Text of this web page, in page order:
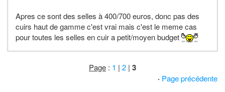
Apres ce sont des selles à 400/700 euros, donc pas des
cuirs haut de gamme c'est vrai mais c'est le meme cas
pour toutes les selles en cuir a petit/moyen budget
Page : 1 | 2 | 3
· Page précédente